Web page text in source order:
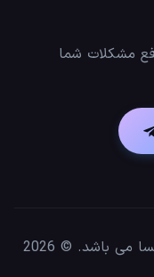
مشکلات شما
باشد. © 2026